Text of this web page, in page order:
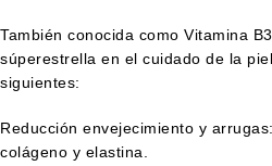
También conocida como Vitamina
súperestrella en el cuidado de la
siguientes:
Reducción envejecimiento y
colágeno y elastina.